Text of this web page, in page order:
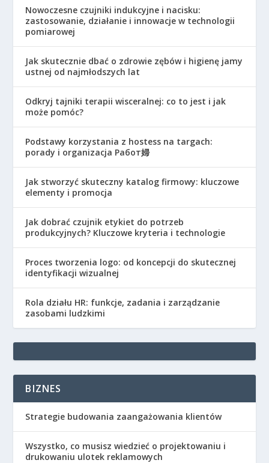
Nowoczesne czujniki indukcyjne i nacisku:
zastosowanie, działanie i innowacje w technologii
pomiarowej
Jak skutecznie dbać o zdrowie zębów i higienę jamy
ustnej od najmłodszych lat
Odkryj tajniki terapii wisceralnej: co to jest i jak
może pomóc?
Podstawy korzystania z hostess na targach:
porady i organizacja Работ婦
Jak stworzyć skuteczny katalog firmowy: kluczowe
elementy i promocja
Jak dobrać czujnik etykiet do potrzeb
produkcyjnych? Kluczowe kryteria i technologie
Proces tworzenia logo: od koncepcji do skutecznej
identyfikacji wizualnej
Rola działu HR: funkcje, zadania i zarządzanie
zasobami ludzkimi
BIZNES
Strategie budowania zaangażowania klientów
Wszystko, co musisz wiedzieć o projektowaniu i
drukowaniu ulotek reklamowych